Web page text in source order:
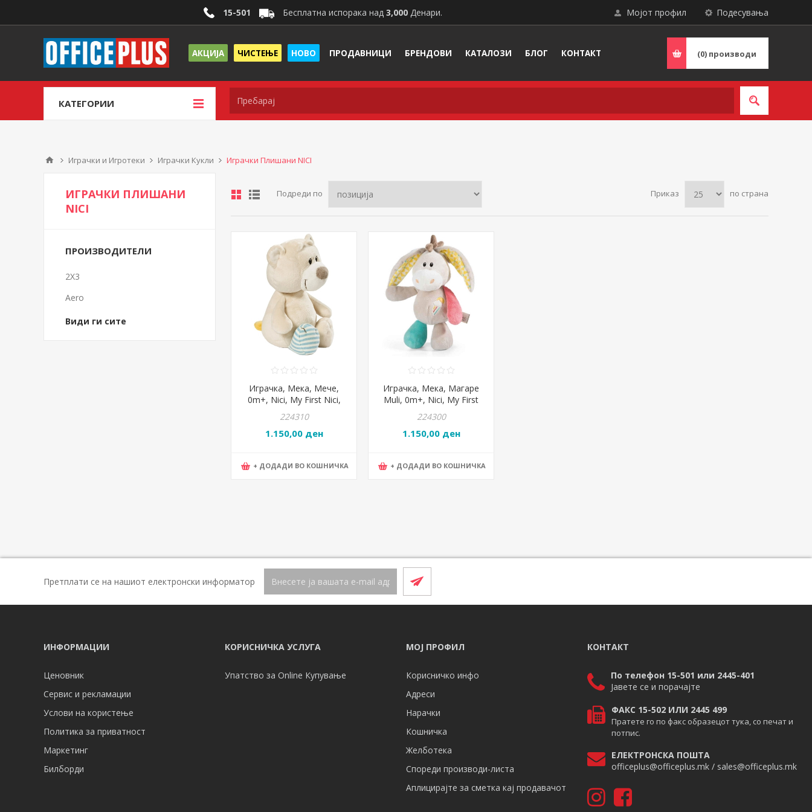
Подесувања
Мојот профил
15-501 Бесплатна испорака над 3,000 Денари.
АКЦИЈА ЧИСТЕЊЕ НОВО ПРОДАВНИЦИ БРЕНДОВИ КАТАЛОЗИ БЛОГ КОНТАКТ (0) производи
КАТЕГОРИИ
Играчки и Игротеки Играчки Кукли Играчки Плишани NICI
Подреди по Приказ по страна
Играчка, Мека, Мече,
0m+, Nici, My First Nici,
39684, 12*24*10цм, Крем
224310
1.150,00 ден
+ ДОДАДИ ВО КОШНИЧКА
Играчка, Мека, Магаре
Muli, 0m+, Nici, My First
Nici, 42070, 9.5*23*10цм,
Сива
224300
1.150,00 ден
+ ДОДАДИ ВО КОШНИЧКА
ИГРАЧКИ ПЛИШАНИ
NICI
ПРОИЗВОДИТЕЛИ
2X3
Aero
Види ги сите
Претплати се на нашиот електронски информатор
ИНФОРМАЦИИ
Ценовник
Сервис и рекламации
Услови на користење
Политика за приватност
Маркетинг
Билборди
КОРИСНИЧКА УСЛУГА
Упатство за Online Купување
МОЈ ПРОФИЛ
Корисничко инфо
Адреси
Нарачки
Кошничка
Желботека
Спореди производи-листа
Аплицирајте за сметка кај продавачот
КОНТАКТ
По телефон 15-501 или 2445-401
Јавете се и порачајте
ФАКС 15-502 ИЛИ 2445 499
Пратете го по факс образецот тука, со печат и
потпис.
ЕЛЕКТРОНСКА ПОШТА
officeplus@officeplus.mk / sales@officeplus.mk